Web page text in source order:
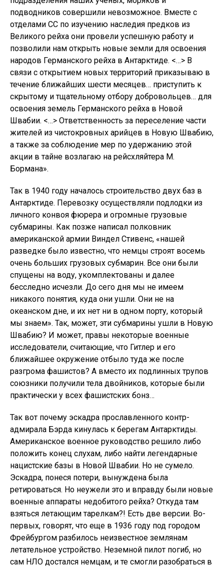
подводников совершили невозможное. Вместе с
отделами СС по изучению наследия предков из
Великого рейха они провели успешную работу и
позволили нам открыть новые земли для освоения
народов Германского рейха в Антарктиде. <…> В
связи с открытием новых территорий приказываю в
течение ближайших шести месяцев… приступить к
скрытому и тщательному отбору добровольцев… для
освоения земель Германского рейха в Новой
Швабии. <…> Ответственность за переселение части
жителей из чистокровных арийцев в Новую Швабию,
а также за соблюдение мер по удержанию этой
акции в тайне возлагаю на рейсхляйтера М.
Бормана».
Так в 1940 году началось строительство двух баз в
Антарктиде. Перевозку осуществляли подлодки из
личного конвоя фюрера и огромные грузовые
субмарины. Как позже написал полковник
американской армии Виндел Стивенс, «нашей
разведке было известно, что немцы строят восемь
очень больших грузовых субмарин. Все они были
спущены на воду, укомплектованы и далее
бесследно исчезли. До сего дня мы не имеем
никакого понятия, куда они ушли. Они не на
океанском дне, и их нет ни в одном порту, который
мы знаем». Так, может, эти субмарины ушли в Новую
Швабию? И может, правы некоторые военные
исследователи, считающие, что Гитлер и его
ближайшее окружение отбыло туда же после
разгрома фашистов? А вместо их подлинных трупов
союзники получили тела двойников, которые были
практически у всех фашистских бонз…
Так вот почему эскадра прославленного контр-
адмирала Бэрда кинулась к берегам Антарктиды.
Американское военное руководство решило либо
положить конец слухам, либо найти легендарные
нацистские базы в Новой Швабии. Но не сумело.
Эскадра, понеся потери, вынуждена была
ретироваться. Но неужели это и вправду были новые
военные аппараты недобитого рейха? Откуда там
взяться летающим тарелкам?! Есть две версии. Во-
первых, говорят, что еще в 1936 году под городом
Фрейбургом разбилось неизвестное землянам
летательное устройство. Неземной пилот погиб, но
сам НЛО достался немцам, и те смогли разобраться в